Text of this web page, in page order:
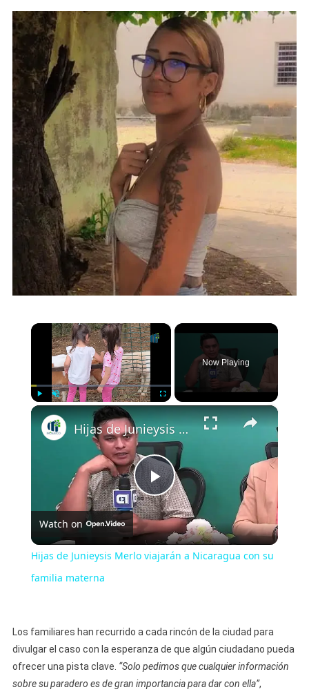
×
Now Playing
×
Play
Video
Hijas de Junieysis Merlo viajarán a Nicaragua con su familia materna
Watch on
Hijas de Junieysis Merlo viajarán a Nicaragua con su
familia materna
Los familiares han recurrido a cada rincón de la ciudad para
divulgar el caso con la esperanza de que algún ciudadano pueda
ofrecer una pista clave. “Solo pedimos que cualquier información
sobre su paradero es de gran importancia para dar con ella”,